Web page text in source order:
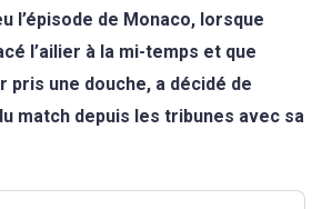
l’épisode de Monaco, lorsque
l’ailier à la mi-temps et que
pris une douche, a décidé de
match depuis les tribunes avec sa